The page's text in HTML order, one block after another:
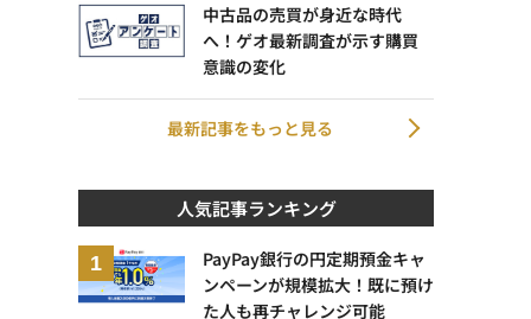
中古品の売買が身近な時代
へ！ゲオ最新調査が示す購買
意識の変化
最新記事をもっと見る
人気記事ランキング
PayPay銀行の円定期預金キャ
ンペーンが規模拡大！既に預け
た人も再チャレンジ可能